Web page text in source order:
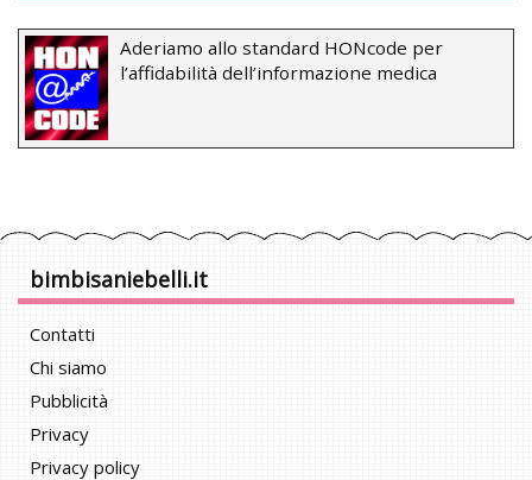
Aderiamo allo standard HONcode per
l’affidabilità dell’informazione medica
bimbisaniebelli.it
Contatti
Chi siamo
Pubblicità
Privacy
Privacy policy